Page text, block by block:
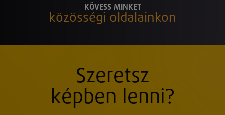
KÖVESS MINKET
közösségi oldalainkon
Szeretsz
képben lenni?